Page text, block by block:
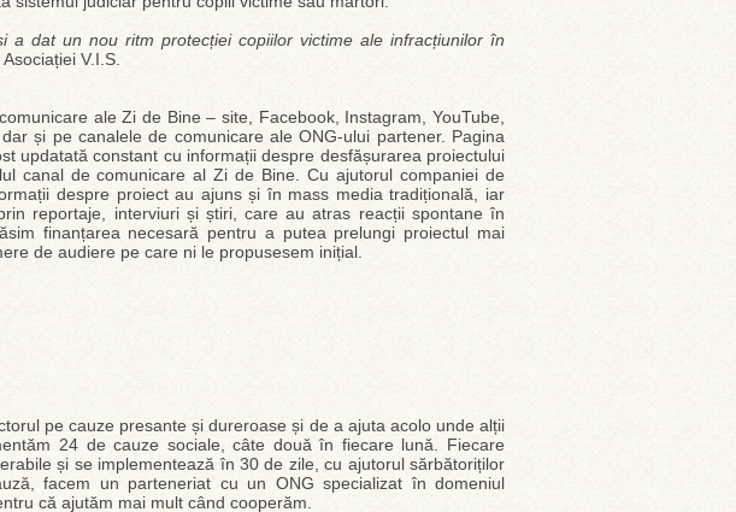
a dat un nou ritm protecției copiilor victime ale infracțiunilor în
V.I.S.
ale Zi de Bine – site, Facebook, Instagram, YouTube,
și pe canalele de comunicare ale ONG-ului partener. Pagina
updatată constant cu informații despre desfășurarea proiectului
canal de comunicare al Zi de Bine. Cu ajutorul companiei de
despre proiect au ajuns și în mass media tradițională, iar
reportaje, interviuri și știri, care au atras reacții spontane în
finanțarea necesară pentru a putea prelungi proiectul mai
de audiere pe care ni le propusesem inițial.
pe cauze presante și dureroase și de a ajuta acolo unde alții
24 de cauze sociale, câte două în fiecare lună. Fiecare
și se implementează în 30 de zile, cu ajutorul sărbătoriților
facem un parteneriat cu un ONG specializat în domeniul
că ajutăm mai mult când cooperăm.